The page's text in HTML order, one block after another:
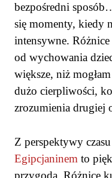
bezpośredni
się momenty, kiedy
intensywne.
od wychowania
większe, niż
dużo cierpliwości,
zrozumienia drugiej
Z perspektywy
Egipcjaninem to
przygoda. Różnice